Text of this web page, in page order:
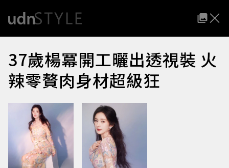
37歲楊冪開工曬出透視裝 火
辣零贅肉身材超級狂